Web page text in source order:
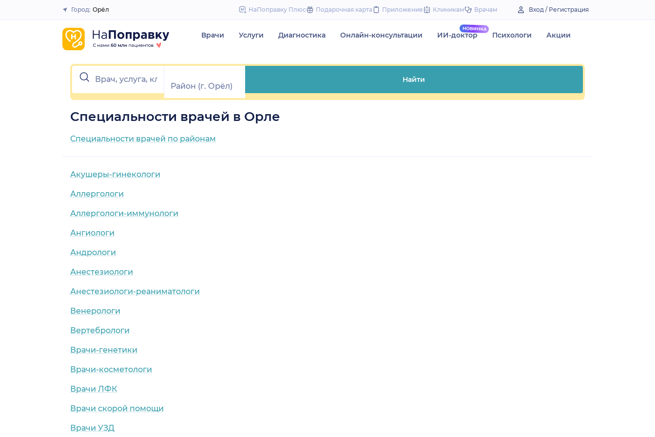
to
Закрыть
Город: Орёл НаПоправку Плюс Подарочная карта Приложение Клиникам Врачам Вход / Регистрация
Врачи Услуги Диагностика Онлайн-консультации ИИ-доктор Психологи Акции
Найти
Специальности врачей в Орле
Специальности врачей по районам
Акушеры-гинекологи
Аллергологи
Аллергологи-иммунологи
Ангиологи
Андрологи
Анестезиологи
Анестезиологи-реаниматологи
Венерологи
Вертебрологи
Врачи-генетики
Врачи-косметологи
Врачи ЛФК
Врачи скорой помощи
Врачи УЗД